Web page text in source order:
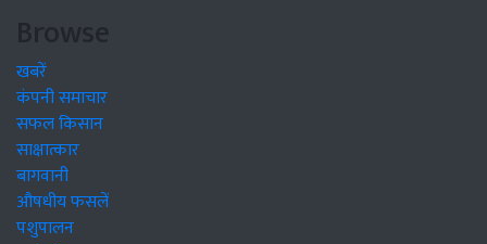
Browse
खबरें
कंपनी समाचार
सफल किसान
साक्षात्कार
बागवानी
औषधीय फसलें
पशुपालन